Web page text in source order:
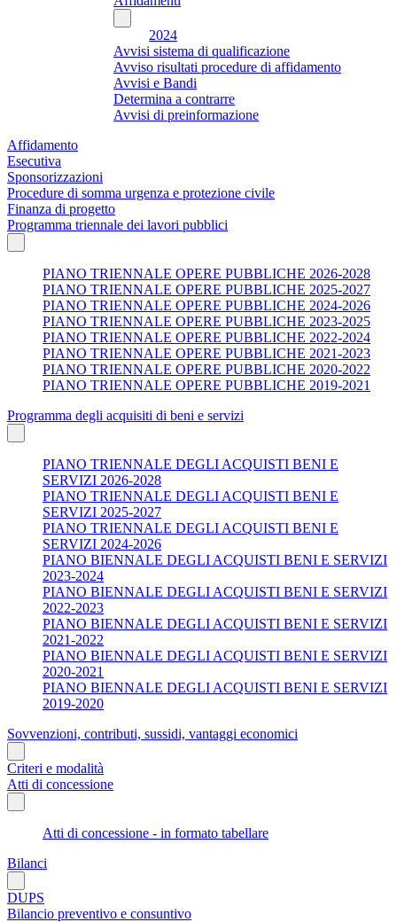
2024
Avvisi sistema di qualificazione
Avviso risultati procedure di affidamento
Avvisi e Bandi
Determina a contrarre
Avvisi di preinformazione
Affidamento
Esecutiva
Sponsorizzazioni
Procedure di somma urgenza e protezione civile
Finanza di progetto
Programma triennale dei lavori pubblici
PIANO TRIENNALE OPERE PUBBLICHE 2026-2028
PIANO TRIENNALE OPERE PUBBLICHE 2025-2027
PIANO TRIENNALE OPERE PUBBLICHE 2024-2026
PIANO TRIENNALE OPERE PUBBLICHE 2023-2025
PIANO TRIENNALE OPERE PUBBLICHE 2022-2024
PIANO TRIENNALE OPERE PUBBLICHE 2021-2023
PIANO TRIENNALE OPERE PUBBLICHE 2020-2022
PIANO TRIENNALE OPERE PUBBLICHE 2019-2021
Programma degli acquisiti di beni e servizi
PIANO TRIENNALE DEGLI ACQUISTI BENI E
SERVIZI 2026-2028
PIANO TRIENNALE DEGLI ACQUISTI BENI E
SERVIZI 2025-2027
PIANO TRIENNALE DEGLI ACQUISTI BENI E
SERVIZI 2024-2026
PIANO BIENNALE DEGLI ACQUISTI BENI E SERVIZI
2023-2024
PIANO BIENNALE DEGLI ACQUISTI BENI E SERVIZI
2022-2023
PIANO BIENNALE DEGLI ACQUISTI BENI E SERVIZI
2021-2022
PIANO BIENNALE DEGLI ACQUISTI BENI E SERVIZI
2020-2021
PIANO BIENNALE DEGLI ACQUISTI BENI E SERVIZI
2019-2020
Sovvenzioni, contributi, sussidi, vantaggi economici
Criteri e modalità
Atti di concessione
Atti di concessione - in formato tabellare
Bilanci
DUPS
Bilancio preventivo e consuntivo